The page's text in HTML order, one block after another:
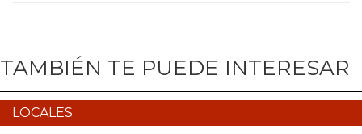
TAMBIÉN TE PUEDE INTERESAR
LOCALES